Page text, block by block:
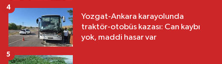
Yozgat-Ankara karayolunda
traktör-otobüs kazası: Can kaybı
yok, maddi hasar var
4
5